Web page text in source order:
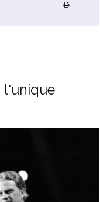
l'unique